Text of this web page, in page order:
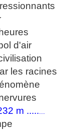
d'air
les racines
m .....